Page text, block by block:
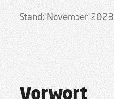
Stand: November 2023
Vorwort